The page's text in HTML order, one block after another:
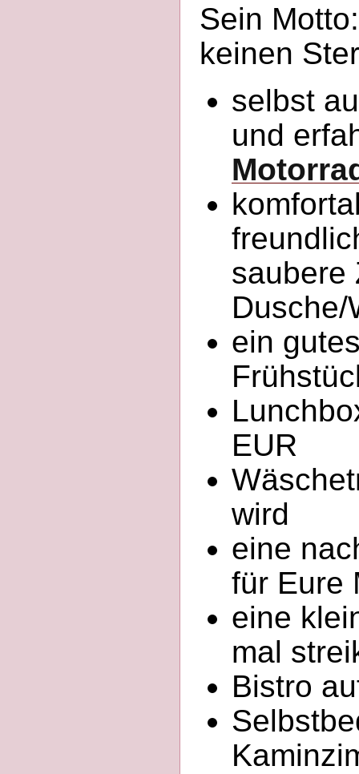
Sein
keinen
selbst
und
saubere
Dusche/
ein
EUR
wird
eine
für Eure
eine
mal
Bistro